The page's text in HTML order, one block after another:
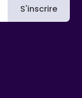
S'inscrire